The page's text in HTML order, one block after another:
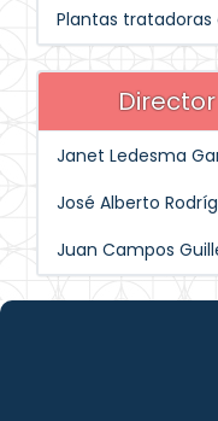
Plantas tratadoras
Janet Ledesma
José Alberto
Juan Campos